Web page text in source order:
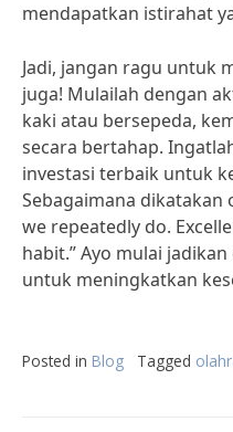
mendapatkan istirahat
Jadi, jangan ragu untuk
juga! Mulailah dengan
kaki atau bersepeda,
secara bertahap.
investasi terbaik untuk
Sebagaimana dikatakan
we repeatedly do.
habit.” Ayo mulai
untuk meningkatkan
Posted in Blog Tagged